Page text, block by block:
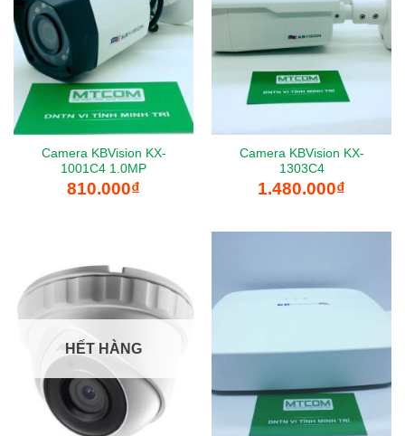
Camera KBVision KX-
1001C4 1.0MP
810.000₫
Camera KBVision KX-
1303C4
1.480.000₫
HẾT HÀNG